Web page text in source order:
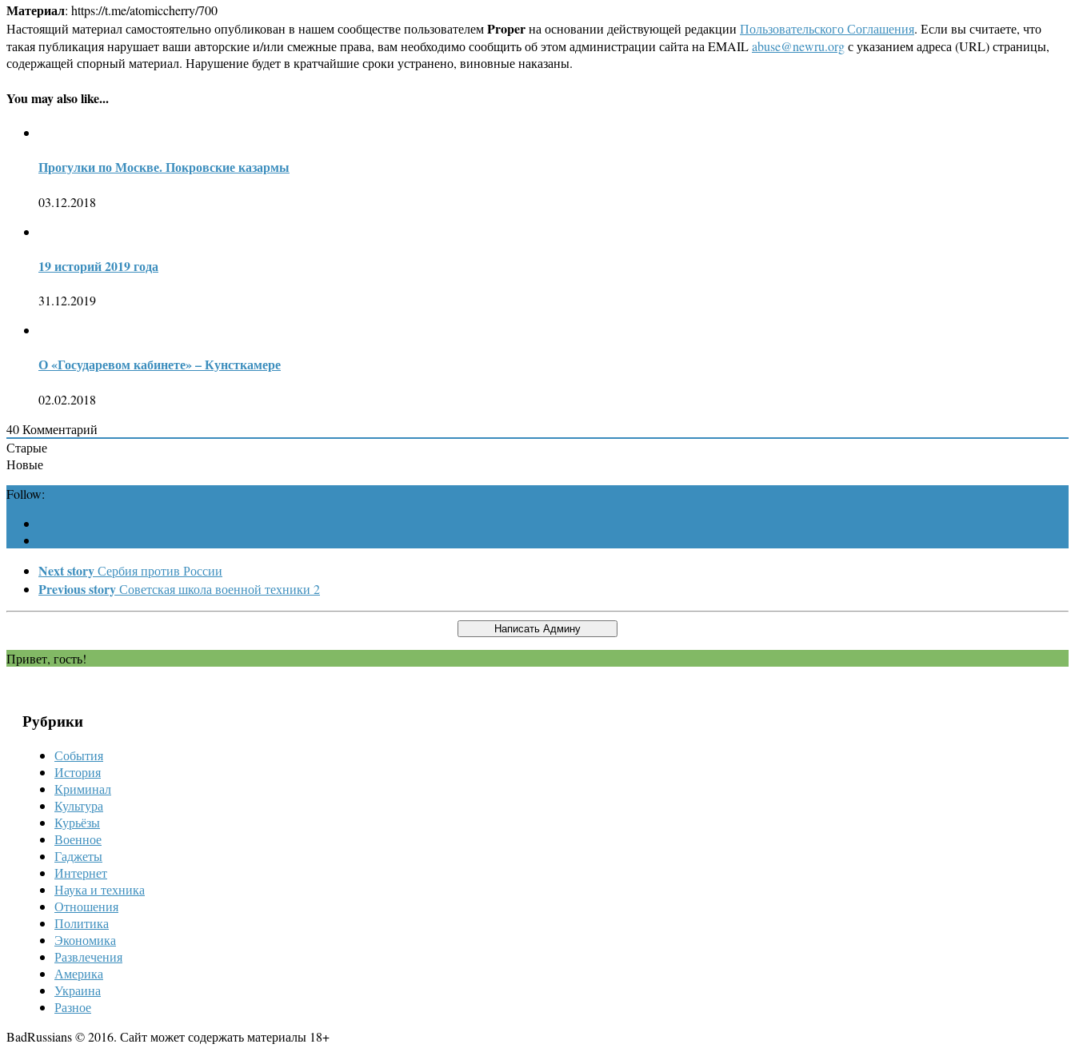
Материал: https://t.me/atomiccherry/700
Настоящий материал самостоятельно опубликован в нашем сообществе пользователемProperна основании действующей редакции Пользовательского Соглашения. Если вы считаете, что
такая публикация нарушает ваши авторские и/или смежные права, вам необходимо сообщить об этом администрации сайта на EMAILabuse@newru.orgс указанием адреса (URL) страницы,
содержащей спорный материал. Нарушение будет в кратчайшие сроки устранено, виновные наказаны.
You may also like...
Прогулки по Москве. Покровские казармы
03.12.2018
19 историй 2019 года
31.12.2019
О «Государевом кабинете» – Кунсткамере
02.02.2018
40Комментарий
Старые
Новые
Follow:
Next storyСербия против России
Previous storyСоветская школа военной техники 2
Привет, гость!
Рубрики
События
История
Криминал
Культура
Курьёзы
Военное
Гаджеты
Интернет
Наука и техника
Отношения
Политика
Экономика
Развлечения
Америка
Украина
Разное
BadRussians © 2016. Сайт может содержать материалы 18+